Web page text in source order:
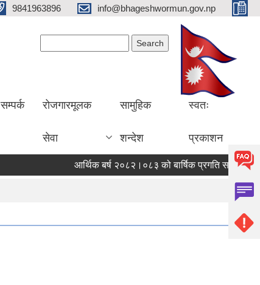
9841963896 info@bhageshwormun.gov.np
सम्पर्क रोजगारमूलक
सेवा
सामुहिक
शन्देश
स्वतः
प्रकाशन
आर्थिक बर्ष २०८२।०८३ को बार्षिक प्रगति सार्वजनिक